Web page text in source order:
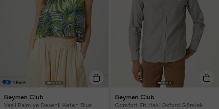
+1 Renk
Beymen Club
Yeşil Palmiye Desenli Keten Bluz
Beymen Club
Comfort Fit Haki Oxford Gömlek